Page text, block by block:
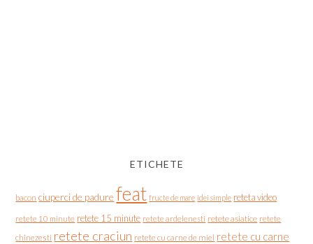
ETICHETE
bacon ciuperci de padure feat fructe de mare idei simple reteta video
retete 10 minute retete 15 minute retete ardelenesti retete asiatice retete
chinezesti retete craciun retete cu carne de miel retete cu carne